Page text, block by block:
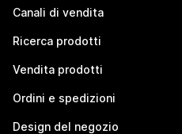
Canali di vendita
Ricerca prodotti
Vendita prodotti
Ordini e spedizioni
Design del negozio